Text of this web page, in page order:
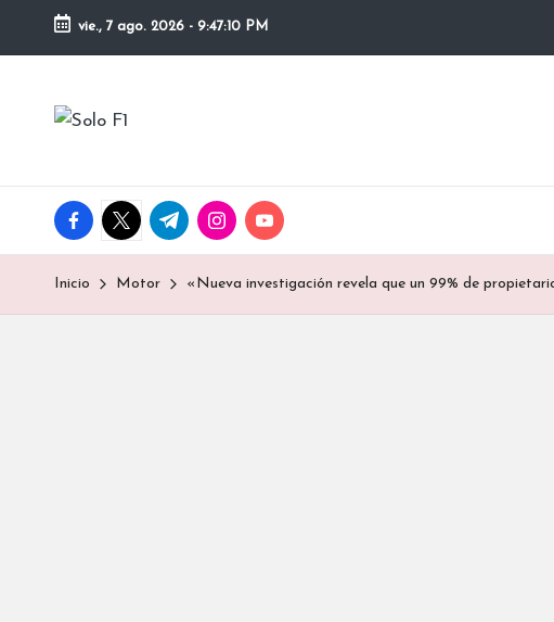
Saltar
contenido
vie., 7 ago. 2026 - 9:47:11 PM
S
l
o
F
Para
la
F1
facebook.com
twitter.com
t.me instagram.com
youtube.com
Inicio Motor «Nueva investigación revela que un 99% de